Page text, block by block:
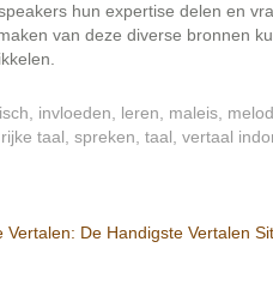
hun expertise delen en
van deze diverse bronnen
invloeden leren maleis
rijke taal spreken taal vertaal
De Handigste Vertalen